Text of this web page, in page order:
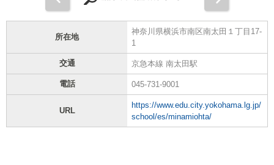
所在地
神奈川県横浜市南区南太田１丁目17-
1
交通 京急本線 南太田駅
電話 045-731-9001
URL
https://www.edu.city.yokohama.lg.jp/
school/es/minamiohta/